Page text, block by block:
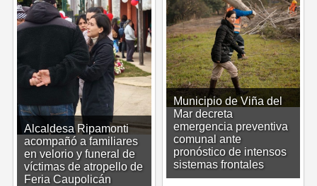
Municipio de Viña del
Mar decreta
emergencia preventiva
comunal ante
pronóstico de intensos
sistemas frontales
Alcaldesa Ripamonti
acompañó a familiares
en velorio y funeral de
víctimas de atropello de
Feria Caupolicán